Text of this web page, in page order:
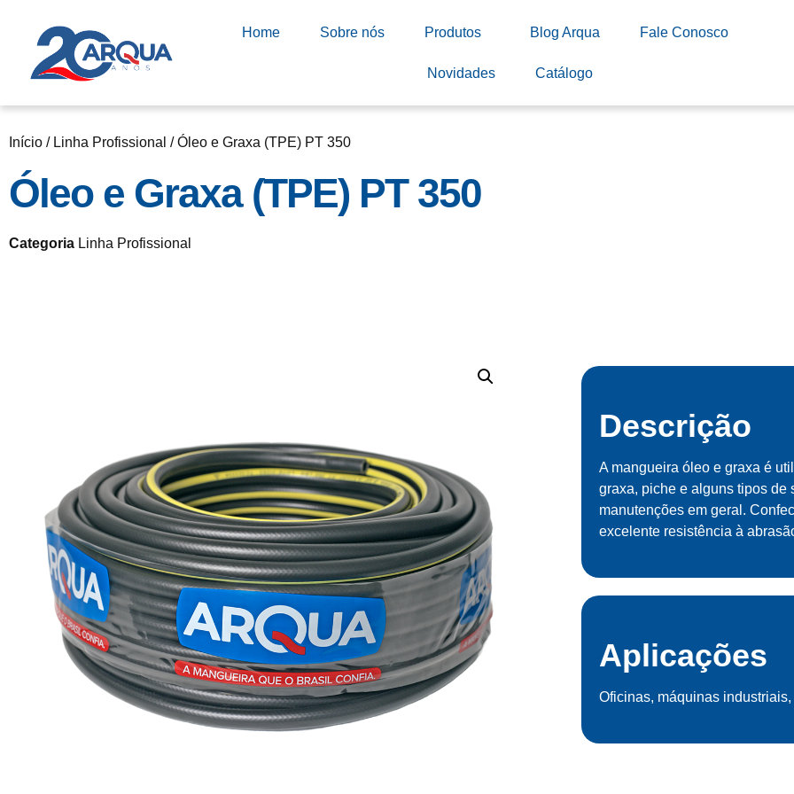
Home Sobre nós Produtos Blog Arqua Fale Conosco
Novidades Catálogo
Início / Linha Profissional / Óleo e Graxa (TPE) PT 350
Óleo e Graxa (TPE) PT 350
Categoria Linha Profissional
Descrição
A mangueira óleo e graxa é
graxa, piche e alguns tipos de
manutenções em geral.
excelente resistência à
Aplicações
Oficinas, máquinas